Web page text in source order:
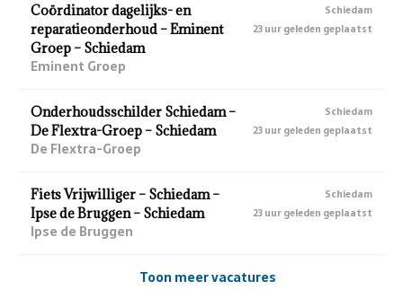
Coördinator dagelijks- en
reparatieonderhoud – Eminent
Groep – Schiedam
Eminent Groep
Schiedam
23 uur geleden geplaatst
Onderhoudsschilder Schiedam –
De Flextra-Groep – Schiedam
De Flextra-Groep
Schiedam
23 uur geleden geplaatst
Fiets Vrijwilliger – Schiedam –
Ipse de Bruggen – Schiedam
Ipse de Bruggen
Schiedam
23 uur geleden geplaatst
Toon meer vacatures